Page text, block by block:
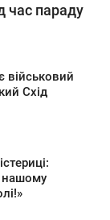
час параду
військовий
Схід
нашому